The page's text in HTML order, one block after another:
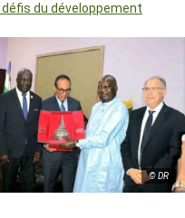
du développement
© DR